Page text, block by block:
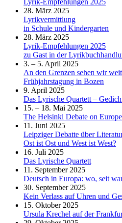
28. März 2025
Lyrikvermittlung
in Schule und Kindergarten
28. März 2025
Lyrik-Empfehlungen 2025
zu Gast in der
3. – 5. April 2025
An den Grenzen sehen wir
Frühjahrstagung in Bozen
9. April 2025
Das Lyrische Quartett –
15. – 18. Mai 2025
The Helsinki Debate on Europe
11. Juni 2025
Leipziger Debatte über
Ost ist Ost und West ist West?
16. Juli 2025
Das Lyrische Quartett
11. September 2025
Deutsch in Europa: wo, seit
30. September 2025
Kein Verlass auf Uhren und
15. Oktober 2025
Ursula Krechel auf der